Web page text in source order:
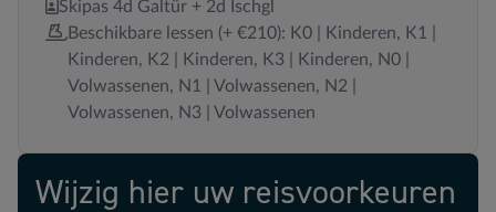
Skipas 4d Galtür + 2d Ischgl
Beschikbare lessen (+ €210): K0 | Kinderen, K1 |
Kinderen, K2 | Kinderen, K3 | Kinderen, N0 |
Volwassenen, N1 | Volwassenen, N2 |
Volwassenen, N3 | Volwassenen
Wijzig hier uw reisvoorkeuren